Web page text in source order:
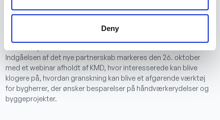
Deny
kunderne får dobbelt gavn af den data-overskuelighed og -
portabilitet, som Byggeprojekts platform leverer”,
Indgåelsen af det nye partnerskab markeres den 26. oktober
med et webinar afholdt af KMD, hvor interesserede kan blive
klogere på, hvordan granskning kan blive et afgørende værktøj
for bygherrer, der ønsker besparelser på håndværkerydelser og
byggeprojekter.